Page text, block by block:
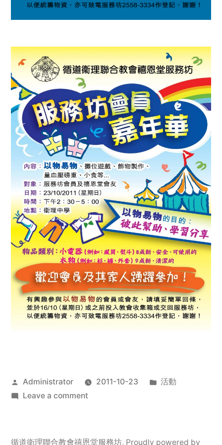
Posted
by
Administrator 2011-10-23
Posted
活動
Leave a commenton
服
循道衛理聯合教會禧恩堂服務坊, Proudly powered by